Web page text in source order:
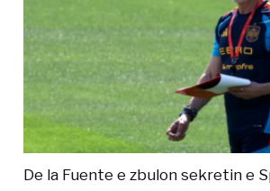
De la Fuente e zbulon sekretin e